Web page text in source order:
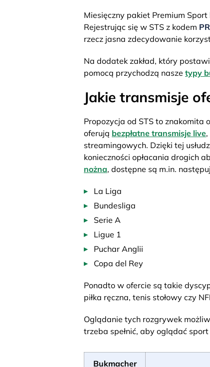
Miesięczny pakiet Premium Sport
Rejestrując się w STS z kodem
rzecz jasna zdecydowanie
Na dodatek zakład, który
pomocą przychodzą nasze typy
Jakie transmisje
Propozycja od STS to
oferują bezpłatne transmisje live
streamingowych. Dzięki tej
konieczności opłacania drogich
nożna, dostępne są m.in.
La Liga
Bundesliga
Serie A
Ligue 1
Puchar Anglii
Copa del Rey
Ponadto w ofercie są takie
piłka ręczna, tenis stołowy czy
Oglądanie tych rozgrywek
trzeba spełnić, aby oglądać
Bukmacher